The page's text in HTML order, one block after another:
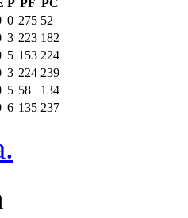
0 275 52
3 223 182
5 153 224
3 224 239
5 58
134
6 135 237